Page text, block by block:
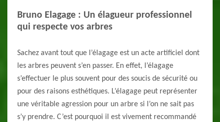
Bruno Elagage : Un élagueur professionnel
qui respecte vos arbres
Sachez avant tout que l’élagage est un acte artificiel dont
les arbres peuvent s’en passer. En effet, l’élagage
s’effectuer le plus souvent pour des soucis de sécurité ou
pour des raisons esthétiques. L’élagage peut représenter
une véritable agression pour un arbre si l’on ne sait pas
s’y prendre. C’est pourquoi il est vivement recommandé